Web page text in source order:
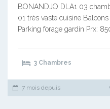
BONANDJO DLA1 03
01 très vaste cuisine
Parking forage gardin Prx:
3 Chambres
7 mois depuis